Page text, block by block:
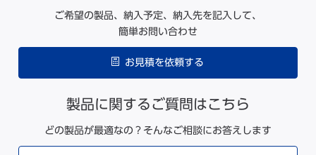
ご希望の製品、納入予定、納入先を記入して、
簡単お問い合わせ
お見積を依頼する
製品に関するご質問はこちら
どの製品が最適なの？そんなご相談にお答えします